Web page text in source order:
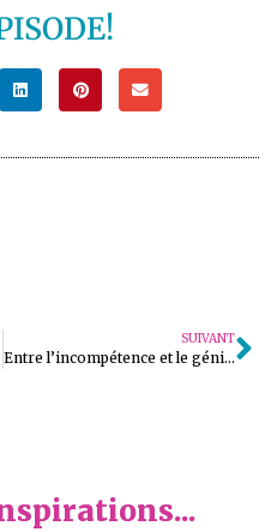
SUIVANT
Entre l’incompétence et le génie, quelle zone préfères-tu? [Épisode 44]